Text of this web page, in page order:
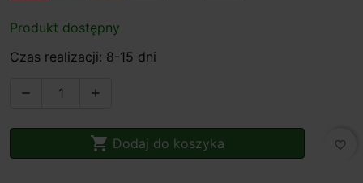
Produkt dostępny
Czas realizacji: 8-15 dni
 
 Dodaj do koszyka favorite_border